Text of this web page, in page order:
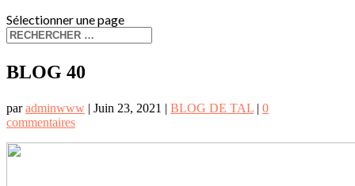
Sélectionner une page
BLOG 40
paradminwww | Juin 23, 2021 | BLOG DE TAL | 0
commentaires